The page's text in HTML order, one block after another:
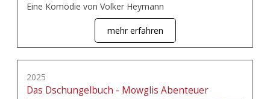
Eine Komödie von Volker Heymann
mehr erfahren
2025
Das Dschungelbuch - Mowglis Abenteuer